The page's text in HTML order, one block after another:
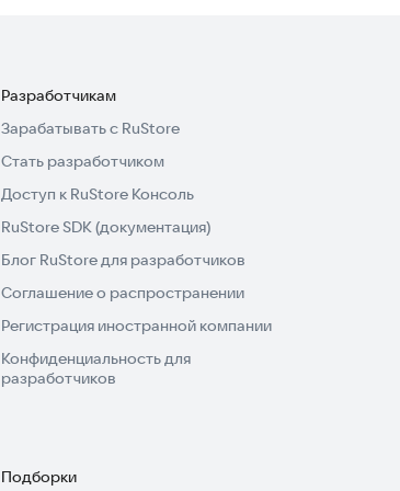
Разработчикам
Зарабатывать с RuStore
Стать разработчиком
Доступ к RuStore Консоль
RuStore SDK (документация)
Блог RuStore для разработчиков
Соглашение о распространении
Регистрация иностранной компании
Конфиденциальность для
разработчиков
Подборки